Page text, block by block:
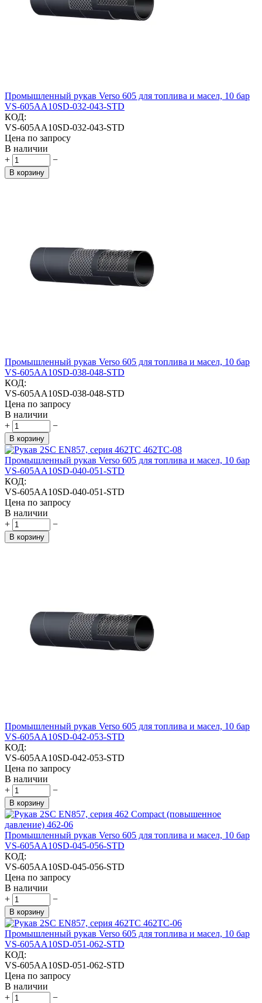
Промышленный рукав Verso 605 для топлива и масел, 10 бар
VS-605AA10SD-032-043-STD
КОД:
VS-605AA10SD-032-043-STD
Цена по запросу
В наличии
+
−
В корзину
Промышленный рукав Verso 605 для топлива и масел, 10 бар
VS-605AA10SD-038-048-STD
КОД:
VS-605AA10SD-038-048-STD
Цена по запросу
В наличии
+
−
В корзину
Промышленный рукав Verso 605 для топлива и масел, 10 бар
VS-605AA10SD-040-051-STD
КОД:
VS-605AA10SD-040-051-STD
Цена по запросу
В наличии
+
−
В корзину
Промышленный рукав Verso 605 для топлива и масел, 10 бар
VS-605AA10SD-042-053-STD
КОД:
VS-605AA10SD-042-053-STD
Цена по запросу
В наличии
+
−
В корзину
Промышленный рукав Verso 605 для топлива и масел, 10 бар
VS-605AA10SD-045-056-STD
КОД:
VS-605AA10SD-045-056-STD
Цена по запросу
В наличии
+
−
В корзину
Промышленный рукав Verso 605 для топлива и масел, 10 бар
VS-605AA10SD-051-062-STD
КОД:
VS-605AA10SD-051-062-STD
Цена по запросу
В наличии
+
−